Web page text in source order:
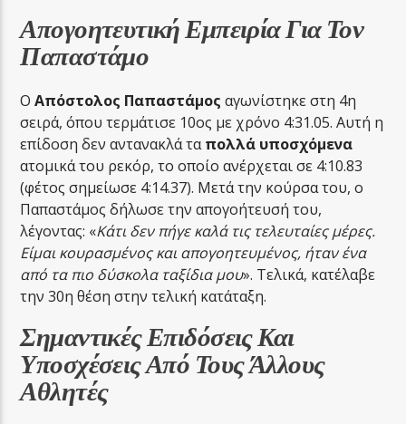
Απογοητευτική Εμπειρία Για Τον
Παπαστάμο
ΟΑπόστολος Παπαστάμος αγωνίστηκε στη 4η
σειρά, όπου τερμάτισε 10ος με χρόνο 4:31.05. Αυτή η
επίδοση δεν αντανακλά ταπολλά υποσχόμενα
ατομικά του ρεκόρ, το οποίο ανέρχεται σε 4:10.83
(φέτος σημείωσε 4:14.37). Μετά την κούρσα του, ο
Παπαστάμος δήλωσε την απογοήτευσή του,
λέγοντας: «Κάτι δεν πήγε καλά τις τελευταίες μέρες.
Είμαι κουρασμένος και απογοητευμένος, ήταν ένα
από τα πιο δύσκολα ταξίδια μου». Τελικά, κατέλαβε
την 30η θέση στην τελική κατάταξη.
Σημαντικές Επιδόσεις Και
Υποσχέσεις Από Τους Άλλους
Αθλητές